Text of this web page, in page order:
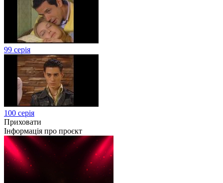
99 серія
100 серія
Приховати
Інформація про проєкт